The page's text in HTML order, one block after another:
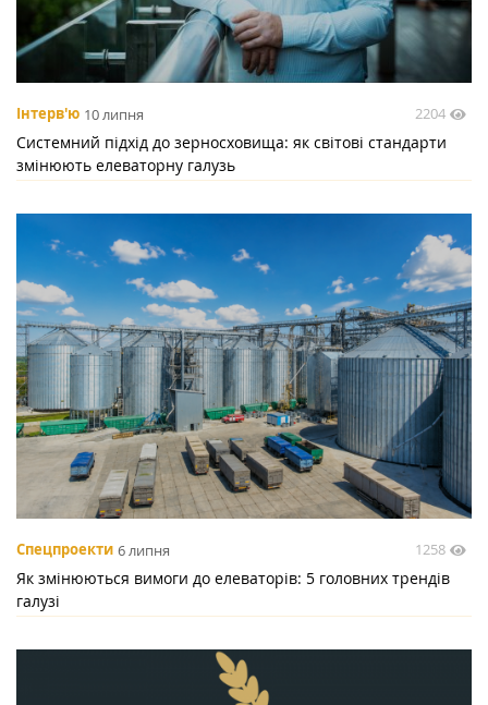
Інтерв'ю 10 липня 2204
Системний підхід до зерносховища: як світові стандарти
змінюють елеваторну галузь
Спецпроекти 6 липня 1258
Як змінюються вимоги до елеваторів: 5 головних трендів
галузі